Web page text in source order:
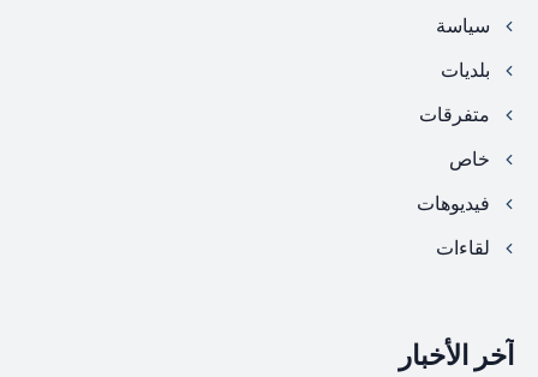
سياسة
بلديات
متفرقات
خاص
فيديوهات
لقاءات
آخر الأخبار